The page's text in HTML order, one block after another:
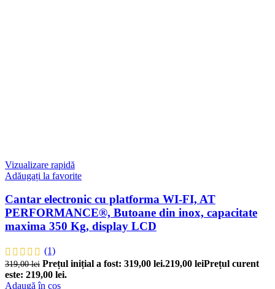
Vizualizare rapidă
Adăugați la favorite
Cantar electronic cu platforma WI-FI, AT
PERFORMANCE®, Butoane din inox, capacitate
maxima 350 Kg, display LCD
(1)
319,00lei Prețul inițial a fost: 319,00 lei.219,00 leiPrețul curent
este: 219,00 lei.
Adaugă în coș